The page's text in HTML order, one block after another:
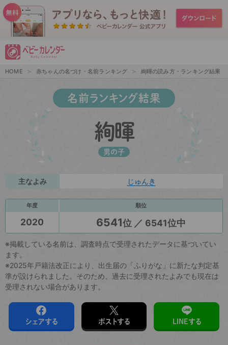
HOME 赤ちゃんの名づけ・名前ランキング 絢暉の読み方・ランキング結果
名前ランキング結果
絢暉
男の子
主なよみ じゅんき
年度 順位
2020 6541位 ／ 6541位中
※掲載している名前は、調査時点で受理されたデータに基づいてい
ます。
※2025年戸籍法改正により、出生届の「ふりがな」に新たな判定基
準が設けられました。そのため、過去に受理されたよみでも現在は
受理されない場合があります。
シェアする ポストする LINEする